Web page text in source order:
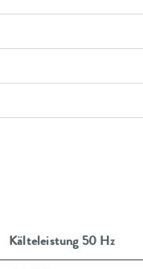
Kälteleistung 50 Hz